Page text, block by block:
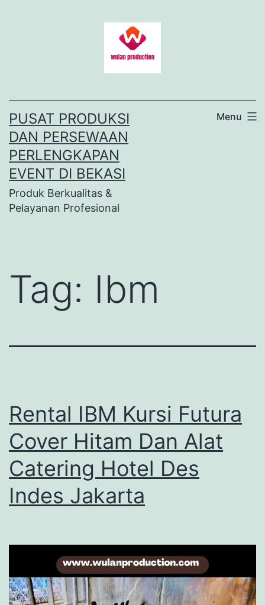
PUSAT PRODUKSI
DAN PERSEWAAN
PERLENGKAPAN
EVENT DI BEKASI
Produk Berkualitas &
Pelayanan Profesional
Menu
Tag: Ibm
Rental IBM Kursi Futura
Cover Hitam Dan Alat
Catering Hotel Des
Indes Jakarta